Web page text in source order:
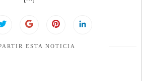
ESTA NOTICIA